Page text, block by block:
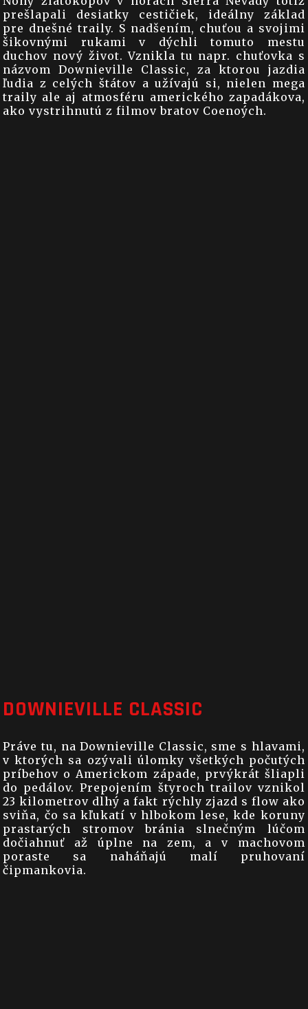
prešlapali desiatky cestičiek, ideálny základ
pre dnešné traily. S nadšením, chuťou a svojimi
šikovnými rukami v dýchli tomuto mestu
duchov nový život. Vznikla tu napr. chuťovka s
názvom Downieville Classic, za ktorou jazdia
ľudia z celých štátov a užívajú si, nielen mega
traily ale aj atmosféru amerického zapadákova,
ako vystrihnutú z filmov bratov Coenoých.
DOWNIEVILLE CLASSIC
Práve tu, na Downieville Classic, sme s hlavami,
v ktorých sa ozývali úlomky všetkých počutých
príbehov o Americkom západe, prvýkrát šliapli
do pedálov. Prepojením štyroch trailov vznikol
23 kilometrov dlhý a fakt rýchly zjazd s flow ako
sviňa, čo sa kľukatí v hlbokom lese, kde koruny
prastarých stromov bránia slnečným lúčom
dočiahnuť až úplne na zem, a v machovom
poraste sa naháňajú malí pruhovaní
čipmankovia.